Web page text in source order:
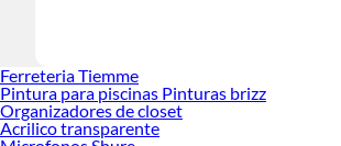
Ferreteria Tiemme
Pintura para piscinas Pinturas brizz
Organizadores de closet
Acrilico transparente